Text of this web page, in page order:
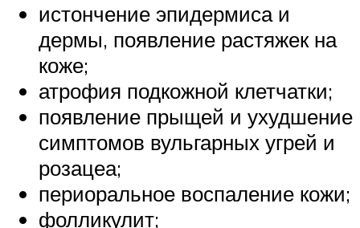
истончение эпидермиса и
дермы, появление растяжек на
коже;
атрофия подкожной клетчатки;
появление прыщей и ухудшение
симптомов вульгарных угрей и
розацеа;
периоральное воспаление кожи;
фолликулит;